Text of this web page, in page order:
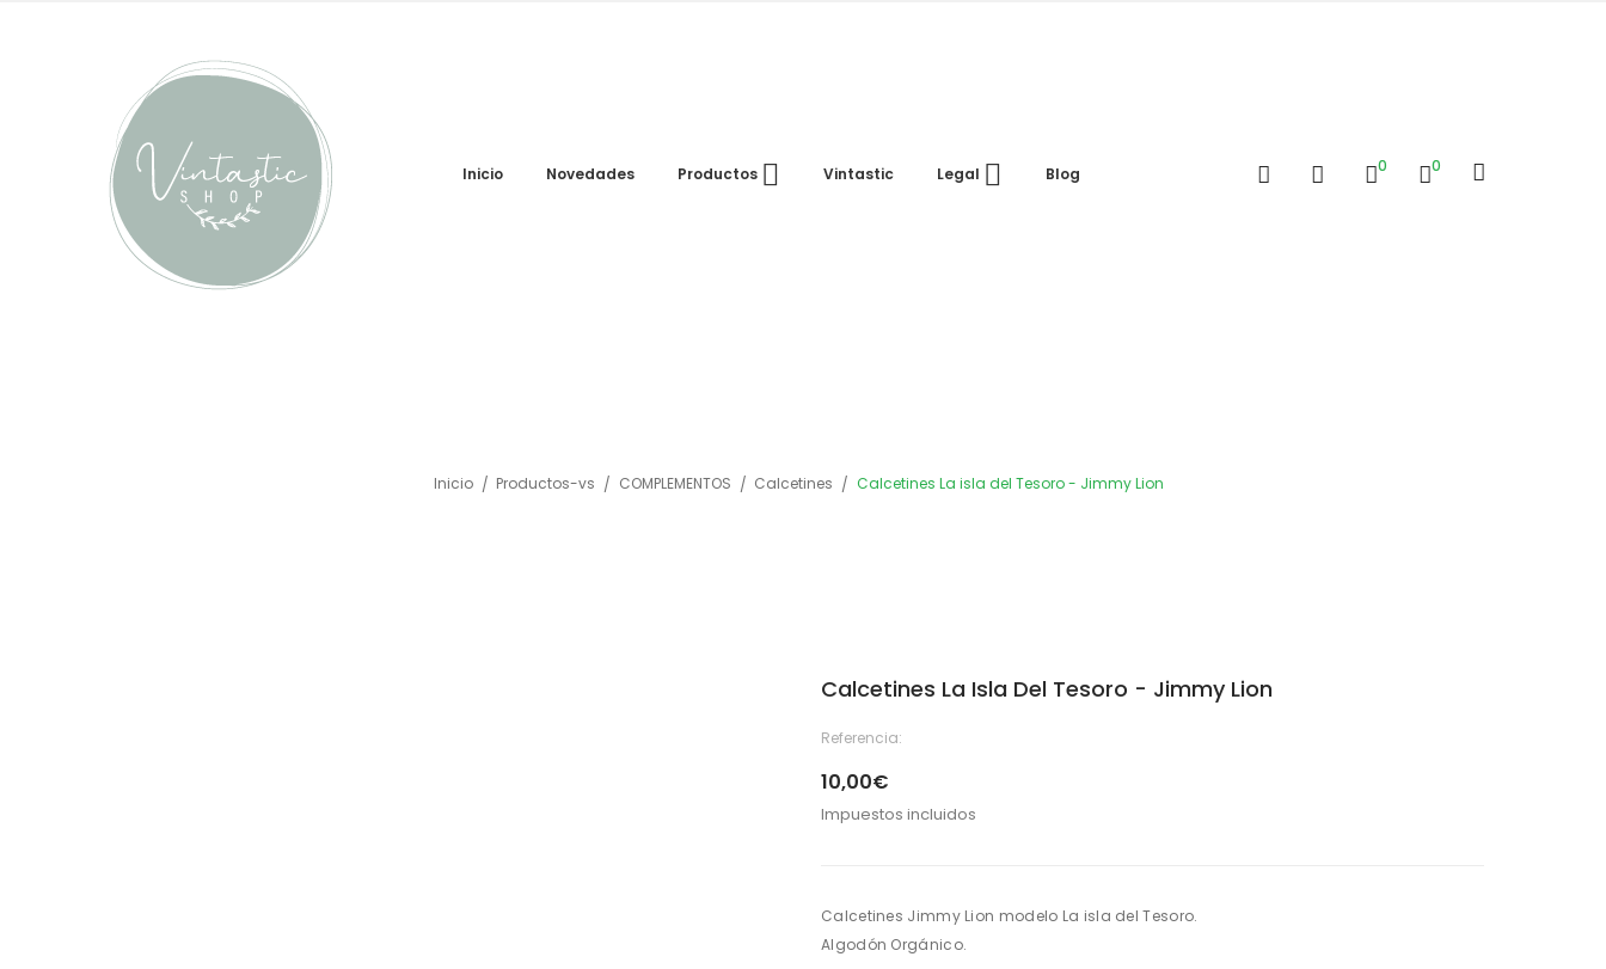
Inicio Novedades Productos Vintastic Legal Blog 0
0
Inicio Productos-vs COMPLEMENTOS Calcetines Calcetines La isla del Tesoro - Jimmy Lion
Calcetines La Isla Del Tesoro - Jimmy Lion
Referencia:
10,00€
Impuestos incluidos
Calcetines Jimmy Lion modelo La isla del Tesoro.
Algodón Orgánico.